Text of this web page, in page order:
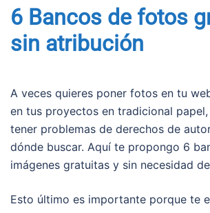
6 Bancos de fotos
sin atribución
A veces quieres poner fotos en tu
en tus proyectos en tradicional
tener problemas de derechos de
dónde buscar. Aquí te propongo 6
imágenes gratuitas y sin necesidad
Esto último es importante porque te